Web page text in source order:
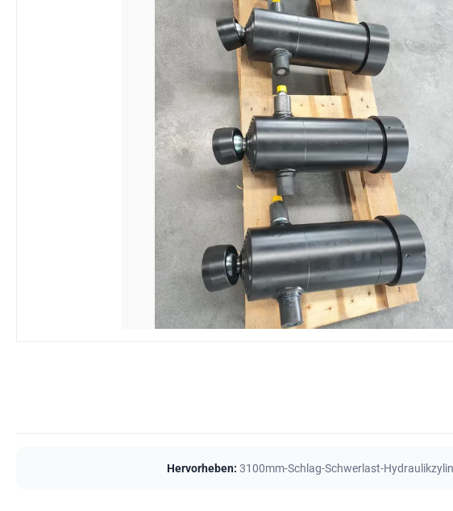
Hervorheben: 3100mm-Schlag-Schwerlast-